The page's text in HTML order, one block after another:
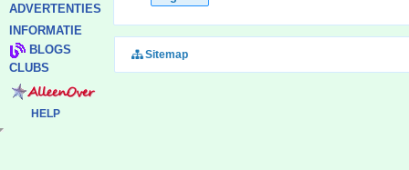
ADVERTENTIES
INFORMATIE
BLOGS
CLUBS
HELP
Sitemap